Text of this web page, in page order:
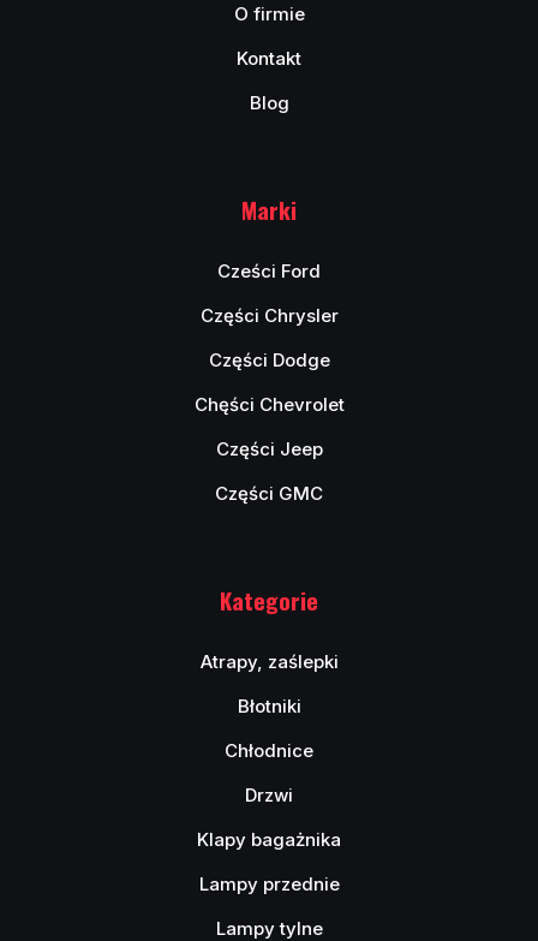
O firmie
Kontakt
Blog
Marki
Cześci Ford
Części Chrysler
Części Dodge
Chęści Chevrolet
Części Jeep
Części GMC
Kategorie
Atrapy, zaślepki
Błotniki
Chłodnice
Drzwi
Klapy bagażnika
Lampy przednie
Lampy tylne